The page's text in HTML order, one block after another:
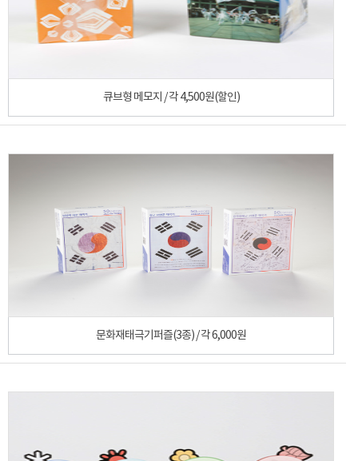
큐브형 메모지 / 각 4,500원(할인)
문화재태극기퍼즐(3종) / 각 6,000원